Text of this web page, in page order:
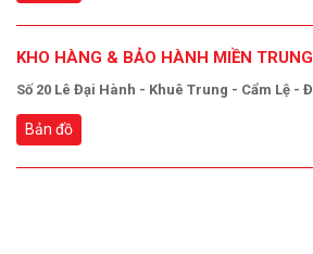
KHO HÀNG & BẢO HÀNH MIỀN TRUNG
Số 20 Lê Đại Hành - Khuê Trung - Cẩm Lệ -
Bản đồ